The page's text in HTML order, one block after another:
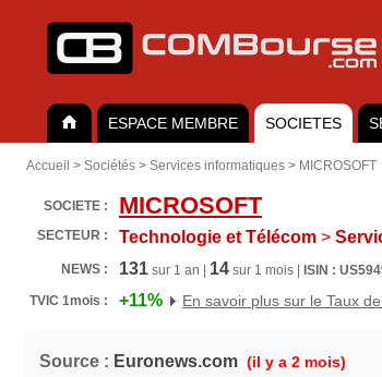
ESPACE MEMBRE SOCIETES
Accueil > Sociétés > Services informatiques > MICROSOFT
SOCIETE : MICROSOFT
SECTEUR : Technologie et Télécom >
NEWS : 131 sur 1 an | 14 sur 1 mois |
ISIN :
TVIC 1mois :
+11% En savoir plus sur le Taux
Source : Euronews.com (il y a 2 mois)